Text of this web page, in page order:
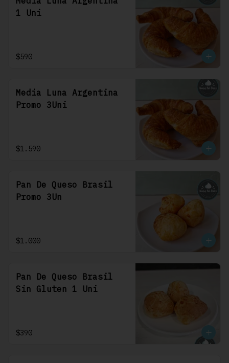
1 Uni
$590
Media Luna Argentina
Promo 3Uni
$1.590
Pan De Queso Brasil
Promo 3Un
$1.000
Pan De Queso Brasil
Sin Gluten 1 Uni
$390